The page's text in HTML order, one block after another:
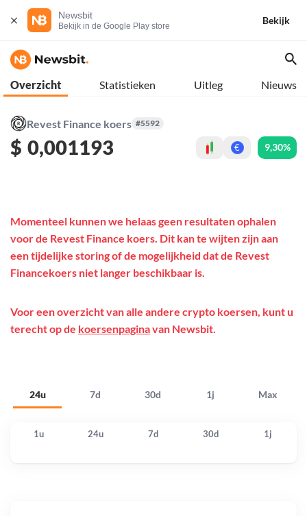
Newsbit
Bekijk in de Google Play store
Bekijk
Overzicht Statistieken Uitleg Nieuws
Revest Finance koers #5592
$ 0,001193 € 9,30%
24u 7d 30d 1j Max
Momenteel kunnen we helaas geen resultaten ophalen
voor de Revest Finance koers. Dit kan te wijten zijn aan
een tijdelijke storing of de mogelijkheid dat de Revest
Financekoers niet langer beschikbaar is.
Voor een overzicht van alle andere crypto koersen, kunt u
terecht op de koersenpaginavan Newsbit.
1u 24u 7d 30d 1j